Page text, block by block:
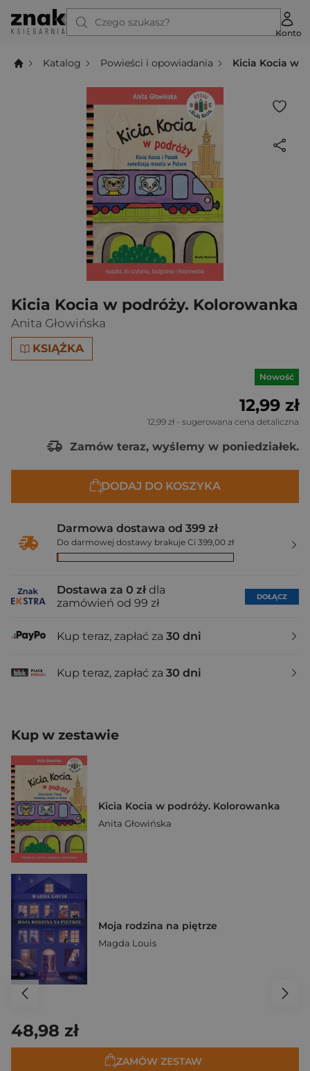
Czego szukasz?
Konto
Katalog Powieści i opowiadania Kicia Kocia w
Kicia Kocia w podróży. Kolorowanka
Anita Głowińska
KSIĄŻKA
Nowość
12,99 zł
12,99 zł - sugerowana cena detaliczna
Zamów teraz, wyślemy w poniedziałek.
DODAJ DO KOSZYKA
Darmowa dostawa od 399 zł
Do darmowej dostawy brakuje Ci 399,00 zł
Dostawa za 0 zł dla
zamówień od 99 zł
DOŁĄCZ
Kup teraz, zapłać za 30 dni
Kup teraz, zapłać za 30 dni
Kup w zestawie
Kicia Kocia w podróży. Kolorowanka
Anita Głowińska
Moja rodzina na piętrze
Magda Louis
48,98 zł
ZAMÓW ZESTAW